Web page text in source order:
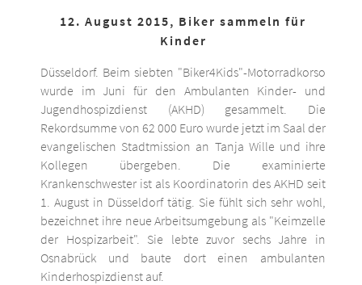
12. August 2015, Biker sammeln für
Kinder
Düsseldorf. Beim siebten "Biker4Kids"-Motorradkorso
wurde im Juni für den Ambulanten Kinder- und
Jugendhospizdienst (AKHD) gesammelt. Die
Rekordsumme von 62 000 Euro wurde jetzt im Saal der
evangelischen Stadtmission an Tanja Wille und ihre
Kollegen übergeben. Die examinierte
Krankenschwester ist als Koordinatorin des AKHD seit
1. August in Düsseldorf tätig. Sie fühlt sich sehr wohl,
bezeichnet ihre neue Arbeitsumgebung als "Keimzelle
der Hospizarbeit". Sie lebte zuvor sechs Jahre in
Osnabrück und baute dort einen ambulanten
Kinderhospizdienst auf.